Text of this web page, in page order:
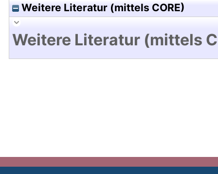
Weitere Literatur (mittels CORE)
Weitere Literatur (mittels